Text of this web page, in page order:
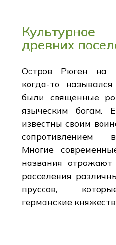
древних
Остров Рюген на
когда-то
были священные
языческим богам.
известны своим
сопротивлением
Многие
названия
расселения
пруссов,
германские